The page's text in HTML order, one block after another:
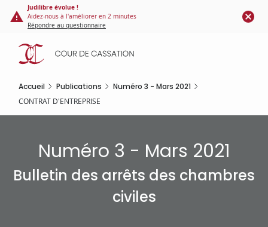
Panneau de gestion des cookies
contenu
principal
Judilibre évolue !
Aidez-nous à l'améliorer en 2 minutes
Répondre au questionnaire
Accueil Publications Numéro 3 - Mars 2021
CONTRAT D'ENTREPRISE
Numéro 3 - Mars 2021
Bulletin des arrêts des chambres
civiles